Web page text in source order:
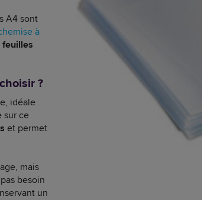
A4 sont
à
?
idéale
sur ce
et permet
mais
besoin
un